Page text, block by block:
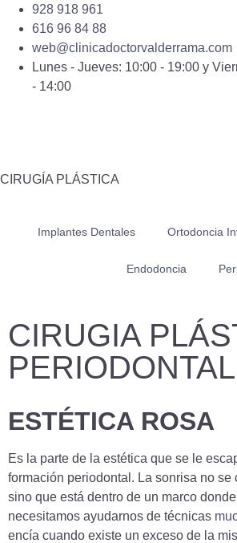
928 918 961
616 96 84 88
web@clinicadoctorvalderrama.com
Lunes - Jueves: 10:00 - 19:00 y
- 14:00
CIRUGÍA PLÁSTICA
Implantes Dentales Ortodoncia
Endodoncia
CIRUGIA
PERIODONTAL
ESTÉTICA ROSA
Es la parte de la estética que se le
formación periodontal. La sonrisa no
sino que está dentro de un marco
necesitamos ayudarnos de técnicas
encía cuando existe un exceso de la